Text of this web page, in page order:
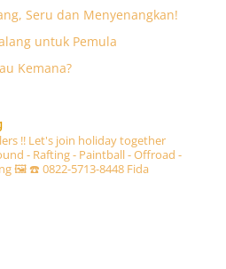
Seru dan Menyenangkan!
untuk Pemula
Kemana?
!! Let's join holiday together
- Rafting - Paintball - Offroad -
🖼☎️ 0822-5713-8448 Fida